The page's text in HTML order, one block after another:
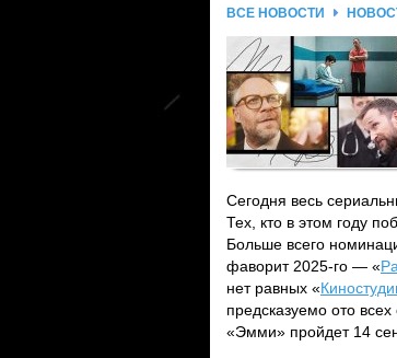
ВСЕ НОВОСТИ
Сегодня весь
Тех, кто в этом году
Больше всего
фаворит 2025-го — «
нет равных «
предсказуемо ото всех
«Эмми» пройдет 14